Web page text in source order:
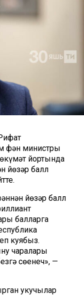
фән министры
йортында
йөзәр балл
йөзәр балл
балларга
куябыз.
чаралары
сөенеч», —
укучылар